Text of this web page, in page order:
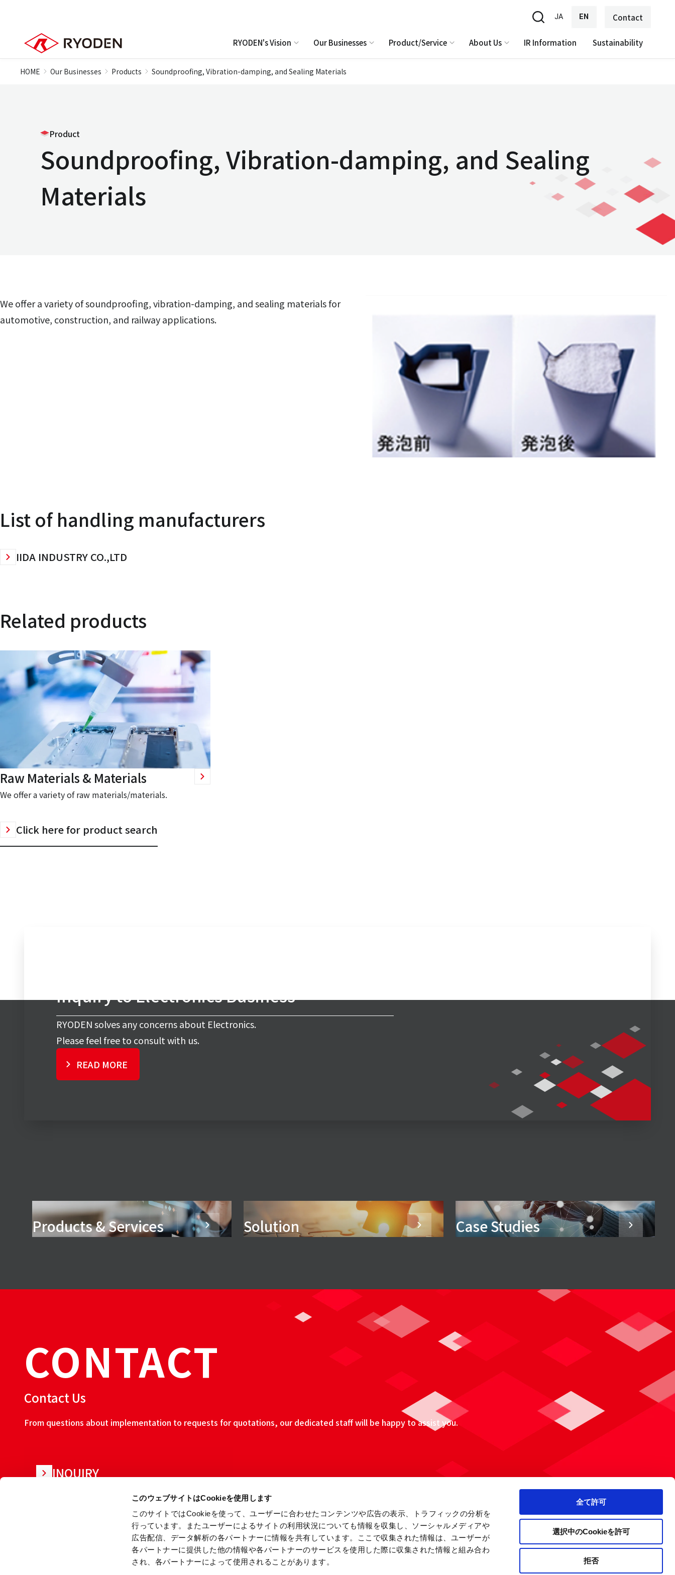
このウェブサイトはCookieを使用します
このサイトではCookieを使って、ユーザーに合わせたコンテンツや広告の表示、トラフィックの分析を
行っています。またユーザーによるサイトの利用状況についても情報を収集し、ソーシャルメディアや
広告配信、データ解析の各パートナーに情報を共有しています。ここで収集された情報は、ユーザーが
各パートナーに提供した他の情報や各パートナーのサービスを使用した際に収集された情報と組み合わ
され、各パートナーによって使用されることがあります。
全て許可
選択中のCookieを許可
拒否
JA EN Contact
RYODEN's Vision Our Businesses Product/Service About Us IR Information Sustainability
HOME Our Businesses Products Soundproofing, Vibration-damping, and Sealing Materials
Product
Soundproofing, Vibration-damping, and Sealing
Materials
We offer a variety of soundproofing, vibration-damping, and sealing materials for
automotive, construction, and railway applications.
List of handling manufacturers
IIDA INDUSTRY CO.,LTD
Related products
Raw Materials & Materials
We offer a variety of raw materials/materials.
Click here for product search
Inquiry to Electronics Business
RYODEN solves any concerns about Electronics.
Please feel free to consult with us.
READ MORE
Products & Services Solution Case Studies
CONTACT
Contact Us
From questions about implementation to requests for quotations, our dedicated staff will be happy to assist you.
INQUIRY